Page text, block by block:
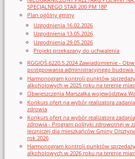
SPECJALNEGO STAR 200 PM 18P
Plan ogólny gminy
Uzgodnienia 16.02.2026
Uzgodnienia 13.05.2026
Uzgodnienia 29.05.2026
Projekt przekazany do uchwalenia
RGGIOŚ.6220.5.2024 Zawiadomienie -
postępowania administracyjnego budowa
Harmonogram kontroli punktów
alkoholowych w 2025 roku na terenie
Obwieszczenia Marszałka województwa
Konkurs ofert na wybór realizatora
zdrowia
Konkurs ofert na wybór realizatora
zdrowia - Program polityki zdrowotnej w
leczniczej dla mieszkańców Gminy
rok 2026
Harmonogram kontroli punktów
alkoholowych w 2026 roku na terenie